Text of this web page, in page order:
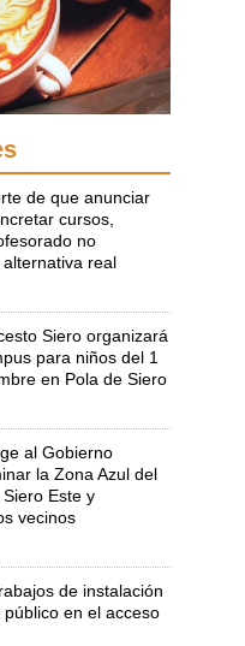
de que anunciar
cursos,
no
real
Siero organizará
para niños del 1
en Pola de Siero
al Gobierno
la Zona Azul del
Este y
vecinos
de instalación
en el acceso